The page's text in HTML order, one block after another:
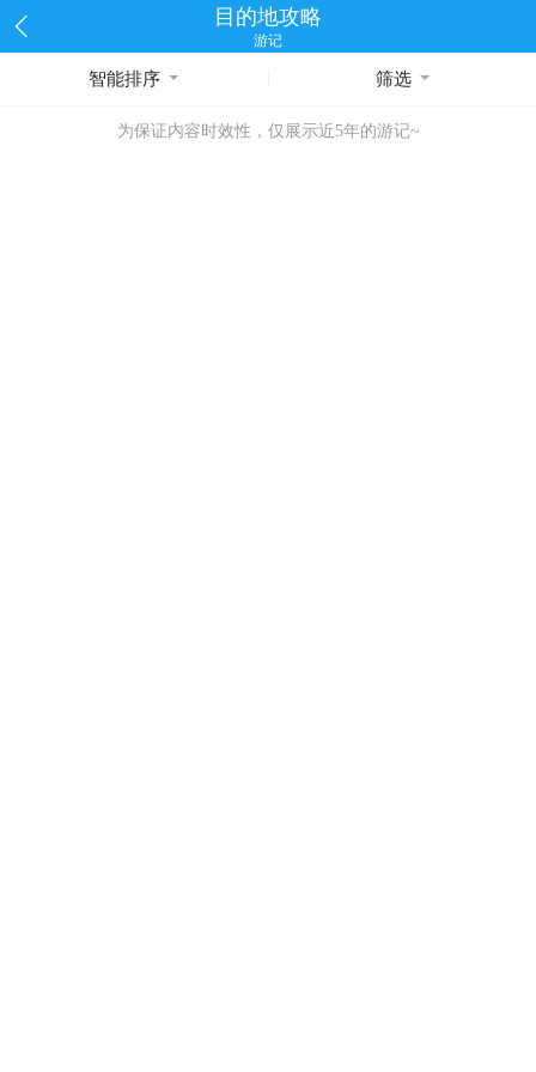
目的地攻略
游记
智能排序 筛选
为保证内容时效性，仅展示近5年的游记~